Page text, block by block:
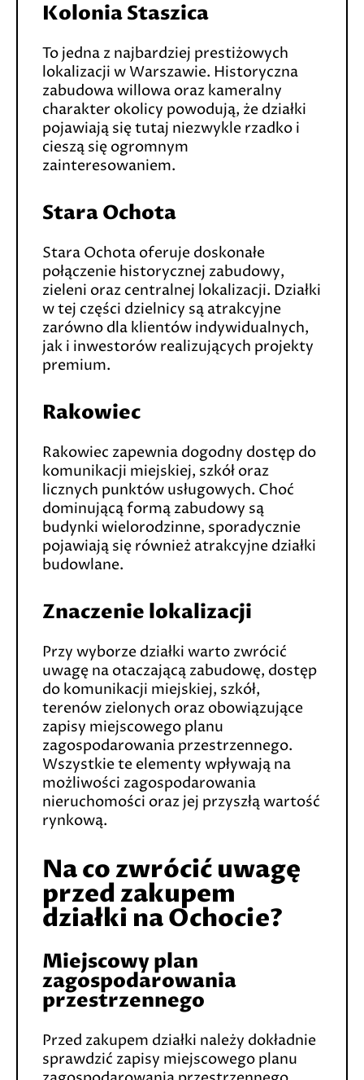
Kolonia Staszica
To jedna z najbardziej prestiżowych
lokalizacji w Warszawie. Historyczna
zabudowa willowa oraz kameralny
charakter okolicy powodują, że działki
pojawiają się tutaj niezwykle rzadko i
cieszą się ogromnym
zainteresowaniem.
Stara Ochota
Stara Ochota oferuje doskonałe
połączenie historycznej zabudowy,
zieleni oraz centralnej lokalizacji. Działki
w tej części dzielnicy są atrakcyjne
zarówno dla klientów indywidualnych,
jak i inwestorów realizujących projekty
premium.
Rakowiec
Rakowiec zapewnia dogodny dostęp do
komunikacji miejskiej, szkół oraz
licznych punktów usługowych. Choć
dominującą formą zabudowy są
budynki wielorodzinne, sporadycznie
pojawiają się również atrakcyjne działki
budowlane.
Znaczenie lokalizacji
Przy wyborze działki warto zwrócić
uwagę na otaczającą zabudowę, dostęp
do komunikacji miejskiej, szkół,
terenów zielonych oraz obowiązujące
zapisy miejscowego planu
zagospodarowania przestrzennego.
Wszystkie te elementy wpływają na
możliwości zagospodarowania
nieruchomości oraz jej przyszłą wartość
rynkową.
Na co zwrócić uwagę
przed zakupem
działki na Ochocie?
Miejscowy plan
zagospodarowania
przestrzennego
Przed zakupem działki należy dokładnie
sprawdzić zapisy miejscowego planu